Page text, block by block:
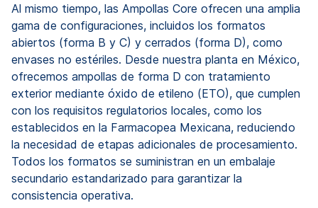
Al mismo tiempo, las Ampollas Core ofrecen una amplia
gama de configuraciones, incluidos los formatos
abiertos (forma B y C) y cerrados (forma D), como
envases no estériles. Desde nuestra planta en México,
ofrecemos ampollas de forma D con tratamiento
exterior mediante óxido de etileno (ETO), que cumplen
con los requisitos regulatorios locales, como los
establecidos en la Farmacopea Mexicana, reduciendo
la necesidad de etapas adicionales de procesamiento.
Todos los formatos se suministran en un embalaje
secundario estandarizado para garantizar la
consistencia operativa.